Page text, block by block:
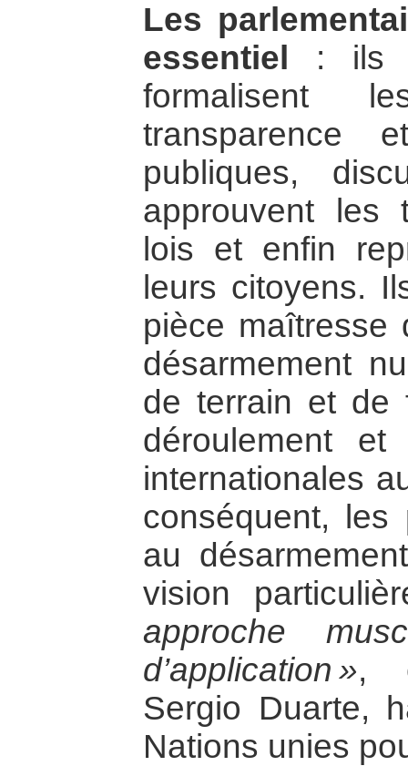
Les
essentiel
: ils
formalisent
transparence
publiques,
approuvent les
lois et enfin
leurs citoyens.
pièce maîtresse
désarmement
de terrain et de
déroulement
internationales
conséquent, les
au
vision
approche
d’application »,
Sergio Duarte,
Nations unies